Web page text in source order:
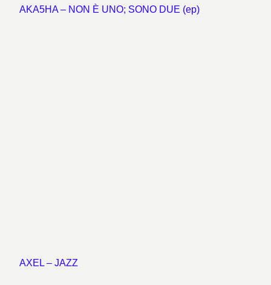
AKA5HA – NON È UNO; SONO DUE (ep)
AXEL – JAZZ